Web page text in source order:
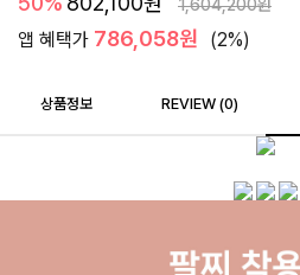
1,604,200원
앱 혜택가 786,058원 (2%)
상품정보 REVIEW (0)